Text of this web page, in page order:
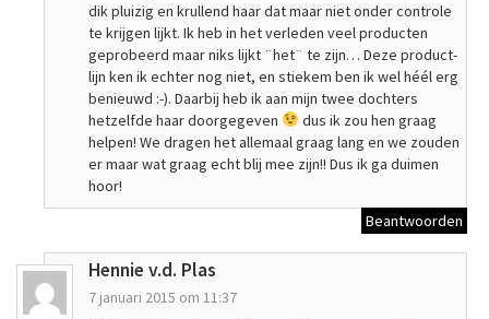
dik pluizig en krullend haar dat maar niet onder controle
te krijgen lijkt. Ik heb in het verleden veel producten
geprobeerd maar niks lijkt ¨het¨ te zijn… Deze product-
lijn ken ik echter nog niet, en stiekem ben ik wel héél erg
benieuwd :-). Daarbij heb ik aan mijn twee dochters
hetzelfde haar doorgegeven
dus ik zou hen graag
helpen! We dragen het allemaal graag lang en we zouden
er maar wat graag echt blij mee zijn!! Dus ik ga duimen
hoor!
Beantwoorden
Hennie v.d. Plas
7 januari 2015 om 11:37